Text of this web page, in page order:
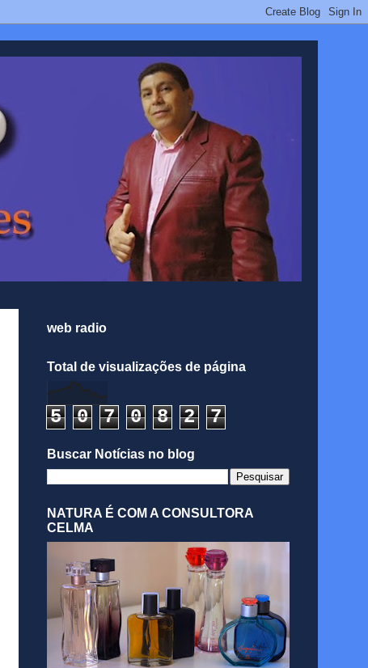
web radio
Total de visualizações de página
5 0 7 0 8 2 7
Buscar Notícias no blog
NATURA É COM A CONSULTORA
CELMA